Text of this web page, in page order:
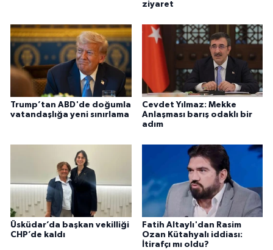
ziyaret
Trump’tan ABD'de doğumla
vatandaşlığa yeni sınırlama
Cevdet Yılmaz: Mekke
Anlaşması barış odaklı bir
adım
Üsküdar’da başkan vekilliği
CHP’de kaldı
Fatih Altaylı'dan Rasim
Ozan Kütahyalı iddiası:
İtirafçı mı oldu?